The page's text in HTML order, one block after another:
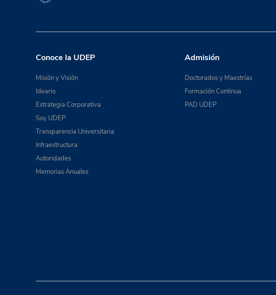
Conoce la UDEP
Misión y Visión
Ideario
Estrategia Corporativa
Soy UDEP
Transparencia Universitaria
Infraestructura
Autoridades
Memorias Anuales
Admisión
Doctorados y Maestrías
Formación Continua
PAD UDEP